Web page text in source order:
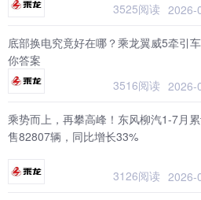
3525阅读 2026-
底部换电究竟好在哪？乘龙翼威5牵引
你答案
3516阅读 2026-
乘势而上，再攀高峰！东风柳汽1-7月
售82807辆，同比增长33%
3126阅读 2026-